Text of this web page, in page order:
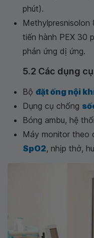
phút).
tiến hành PEX 30
phản ứng dị ứng.
5.2 Các dụng
Bộ đặt ống nội
Dụng cụ chống
Bóng ambu, hệ
Máy monitor theo
SpO2, nhịp thở,